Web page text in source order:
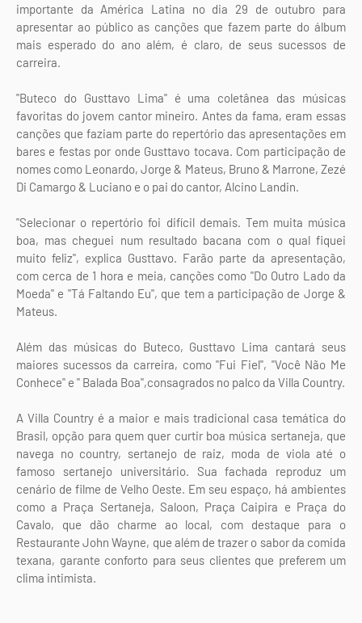
importante da América Latina no dia 29 de outubro para
apresentar ao público as canções que fazem parte do álbum
mais esperado do ano além, é claro, de seus sucessos de
carreira.
"Buteco do Gusttavo Lima" é uma coletânea das músicas
favoritas do jovem cantor mineiro. Antes da fama, eram essas
canções que faziam parte do repertório das apresentações em
bares e festas por onde Gusttavo tocava. Com participação de
nomes como Leonardo, Jorge & Mateus, Bruno & Marrone, Zezé
Di Camargo & Luciano e o pai do cantor, Alcino Landin.
"Selecionar o repertório foi difícil demais. Tem muita música
boa, mas cheguei num resultado bacana com o qual fiquei
muito feliz", explica Gusttavo. Farão parte da apresentação,
com cerca de 1 hora e meia, canções como "Do Outro Lado da
Moeda" e "Tá Faltando Eu", que tem a participação de Jorge &
Mateus.
Além das músicas do Buteco, Gusttavo Lima cantará seus
maiores sucessos da carreira, como "Fui Fiel", "Você Não Me
Conhece" e " Balada Boa",consagrados no palco da Villa Country.
A Villa Country é a maior e mais tradicional casa temática do
Brasil, opção para quem quer curtir boa música sertaneja, que
navega no country, sertanejo de raiz, moda de viola até o
famoso sertanejo universitário. Sua fachada reproduz um
cenário de filme de Velho Oeste. Em seu espaço, há ambientes
como a Praça Sertaneja, Saloon, Praça Caipira e Praça do
Cavalo, que dão charme ao local, com destaque para o
Restaurante John Wayne, que além de trazer o sabor da comida
texana, garante conforto para seus clientes que preferem um
clima intimista.